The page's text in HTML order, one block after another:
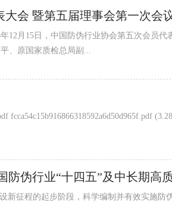
会 暨第五届理事会第一次会
月15日，中国防伪行业协会第五次会员代
、原国家质检总局副...
伪行业“十四五”及中长期高
征程的起步阶段，科学编制并有效实施防